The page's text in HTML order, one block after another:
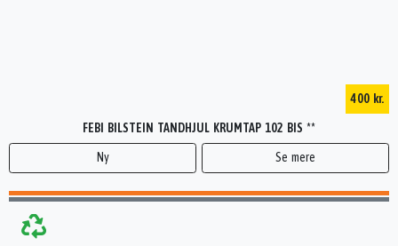
400 kr.
FEBI BILSTEIN TANDHJUL KRUMTAP 102 BIS **
Ny Se mere